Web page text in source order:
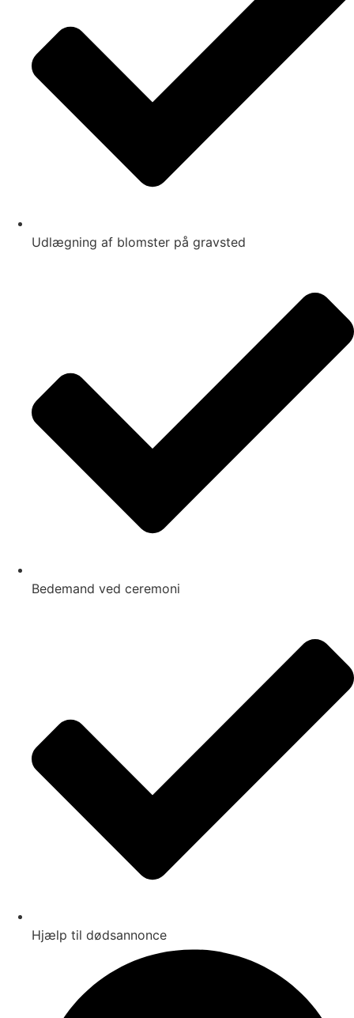
Udlægning af blomster på gravsted
Bedemand ved ceremoni
Hjælp til dødsannonce